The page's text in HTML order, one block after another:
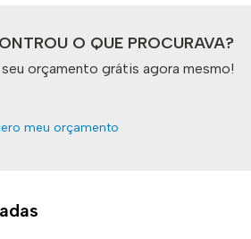
O QUE PROCURAVA?
seu orçamento grátis agora mesmo!
meu orçamento